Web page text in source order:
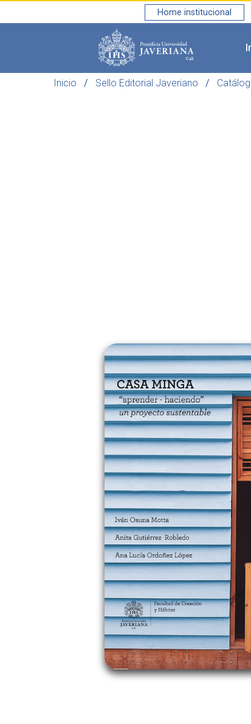
Saltar al contenido principal
Inicio Sello Editorial Javeriano
Home institucional